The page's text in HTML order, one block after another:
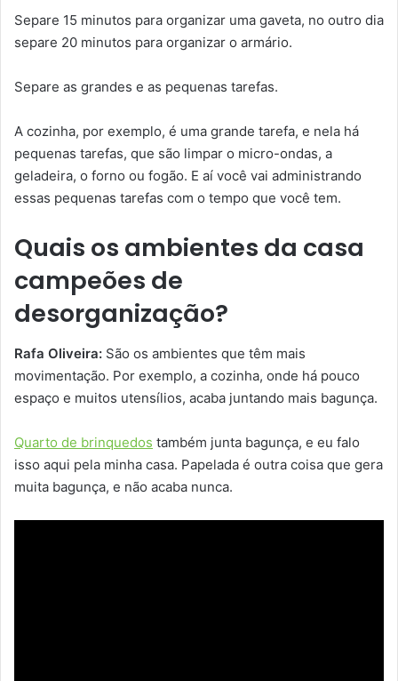
Separe 15 minutos para organizar uma gaveta, no outro dia
separe 20 minutos para organizar o armário.
Separe as grandes e as pequenas tarefas.
A cozinha, por exemplo, é uma grande tarefa, e nela há
pequenas tarefas, que são limpar o micro-ondas, a
geladeira, o forno ou fogão. E aí você vai administrando
essas pequenas tarefas com o tempo que você tem.
Quais os ambientes da casa
campeões de
desorganização?
Rafa Oliveira: São os ambientes que têm mais
movimentação. Por exemplo, a cozinha, onde há pouco
espaço e muitos utensílios, acaba juntando mais bagunça.
Quarto de brinquedos também junta bagunça, e eu falo
isso aqui pela minha casa. Papelada é outra coisa que gera
muita bagunça, e não acaba nunca.